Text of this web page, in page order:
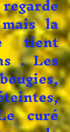
la
tient
. Les
curé